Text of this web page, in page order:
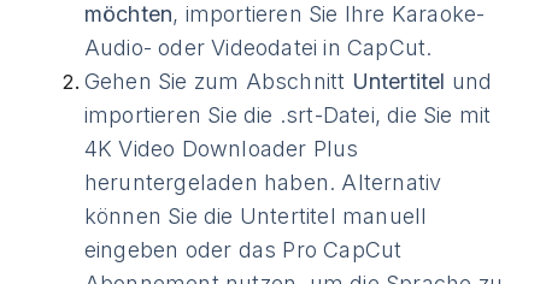
möchten, importieren Sie Ihre Karaoke-
Audio- oder Videodatei in CapCut.
Gehen Sie zum Abschnitt Untertitel und
importieren Sie die .srt-Datei, die Sie mit
4K Video Downloader Plus
heruntergeladen haben. Alternativ
können Sie die Untertitel manuell
eingeben oder das Pro CapCut